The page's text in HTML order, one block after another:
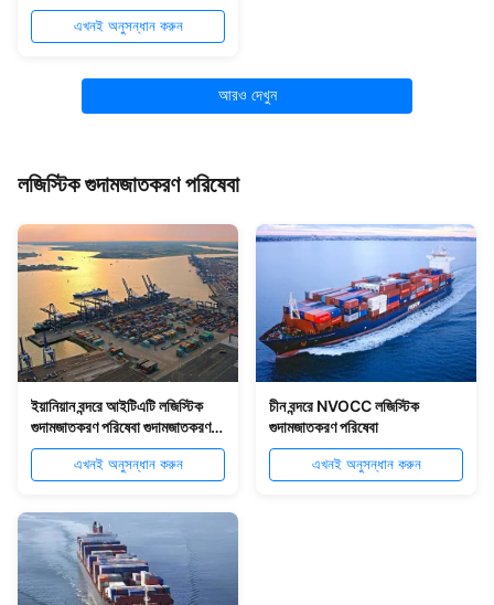
এখনই অনুসন্ধান করুন
আরও দেখুন
লজিস্টিক গুদামজাতকরণ পরিষেবা
ইয়ানিয়ান বন্দরে আইটিএটি লজিস্টিক
গুদামজাতকরণ পরিষেবা গুদামজাতকরণ
বিতরণ পরিষেবা
এখনই অনুসন্ধান করুন
চীন বন্দরে NVOCC লজিস্টিক
গুদামজাতকরণ পরিষেবা
এখনই অনুসন্ধান করুন